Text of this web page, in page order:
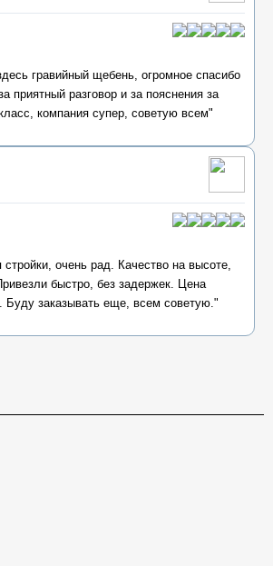
гравийный щебень, огромное спасибо
приятный разговор и за пояснения за
компания супер, советую всем"
очень рад. Качество на высоте,
быстро, без задержек. Цена
Буду заказывать еще, всем советую."